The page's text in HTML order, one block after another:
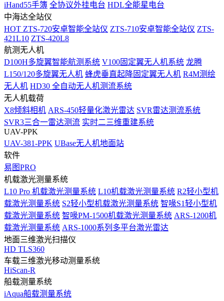
iHand55手簿 全协议外挂电台 HDL全能星电台
中海达全站仪
HOT ZTS-720安卓智能全站仪 ZTS-710安卓智能全站仪 ZTS-
421L10 ZTS-420L8
航测无人机
D100H多旋翼智能航测系统 V100固定翼无人机系统 龙腾
L150/120多旋翼无人机 蜂虎垂直起降固定翼无人机 R4M测绘
无人机 HD30 全自动无人机测流系统
无人机载荷
X8倾斜相机 ARS-450轻量化激光雷达 SVR雷达测流系统
SVR3三合一雷达测流 实时二三维重建系统
UAV-PPK
UAV-381-PPK UBase无人机地面站
软件
易图PRO
机载激光测量系统
L10 Pro 机载激光测量系统 L10机载激光测量系统 R2轻小型机
载激光测量系统 S2轻小型机载激光测量系统 智喙S1轻小型机
载激光测量系统 智喙PM-1500机载激光测量系统 ARS-1200机
载激光测量系统 ARS-1000系列多平台激光雷达
地面三维激光扫描仪
HD TLS360
车载三维激光移动测量系统
HiScan-R
船载测量系统
iAqua船载测量系统